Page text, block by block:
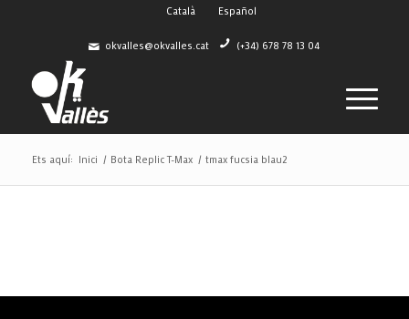
Català Español
okvalles@okvalles.cat (+34) 678 78 13 04
Ets aquí: Inici / Bota Replic T-Max / tmax fucsia blau2